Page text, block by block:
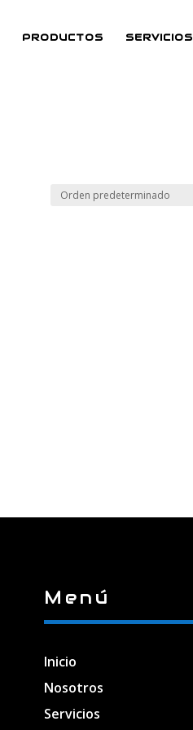
PRODUCTOS SERVICIOS
Menú
Inicio
Nosotros
Servicios